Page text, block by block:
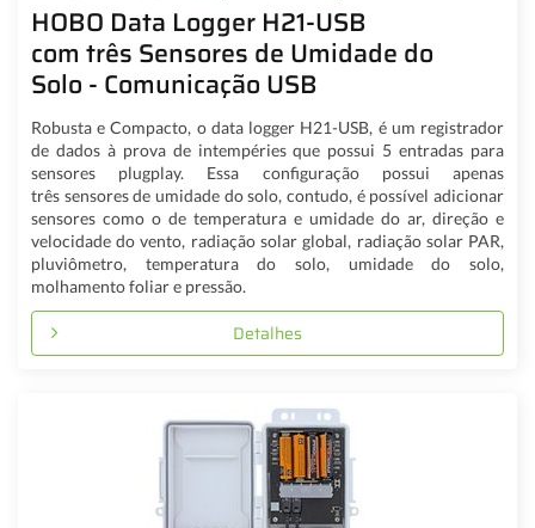
HOBO Data Logger H21-USB
com três Sensores de Umidade do
Solo - Comunicação USB
Robusta e Compacto, o data logger H21-USB, é um registrador
de dados à prova de intempéries que possui 5 entradas para
sensores plugplay. Essa configuração possui apenas
três sensores de umidade do solo, contudo, é possível adicionar
sensores como o de temperatura e umidade do ar, direção e
velocidade do vento, radiação solar global, radiação solar PAR,
pluviômetro, temperatura do solo, umidade do solo,
molhamento foliar e pressão.
Detalhes